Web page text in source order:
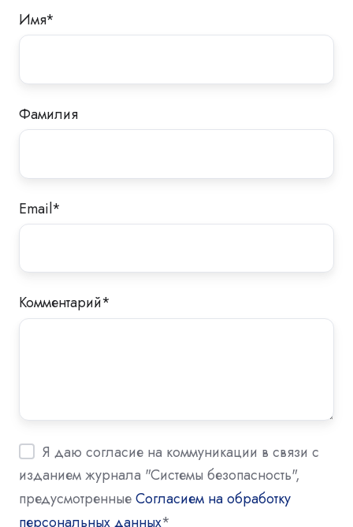
Имя*
Фамилия
Email*
Комментарий*
Я даю согласие на коммуникации в связи с
изданием журнала "Системы безопасность",
предусмотренныеСогласием на обработку
персональных данных*